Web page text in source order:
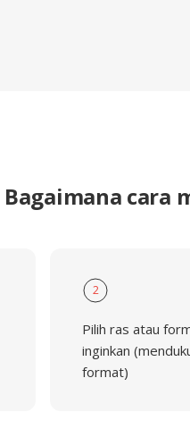
Bagaimana cara
2
Pilih ras atau
inginkan
format)